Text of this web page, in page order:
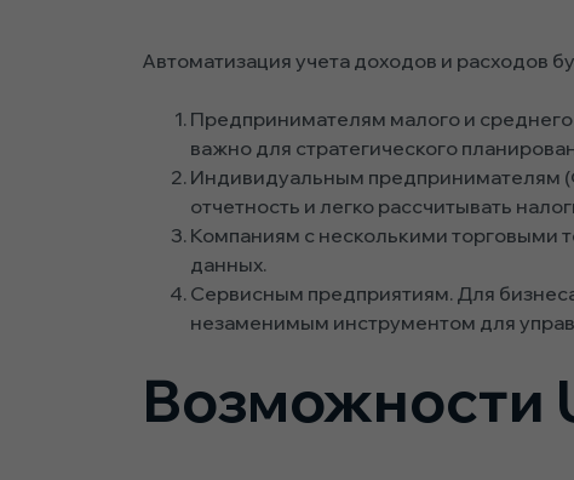
Автоматизация учета доходов и расходов
Предпринимателям малого и
важно для стратегического
Индивидуальным предпринимателям
отчетность и легко рассчитывать
Компаниям с несколькими торговыми
данных.
Сервисным предприятиям. Для
незаменимым инструментом для
Возможности